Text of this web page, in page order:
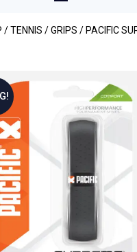
/TENNIS /GRIPS / PACIFIC